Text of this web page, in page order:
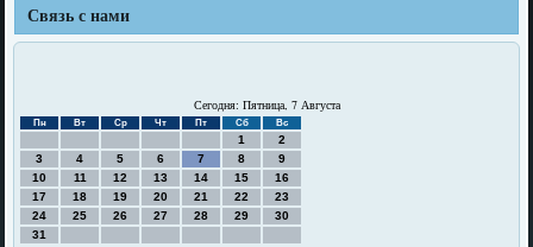
Связь с нами
Сегодня: Пятница, 7 Августа
Пн Вт Ср Чт Пт Сб Вс
1
2
3
4 5 6 7 8
9
10
11 12 13 14 15
16
17
18 19 20 21 22
23
24
25 26 27 28 29
30
31